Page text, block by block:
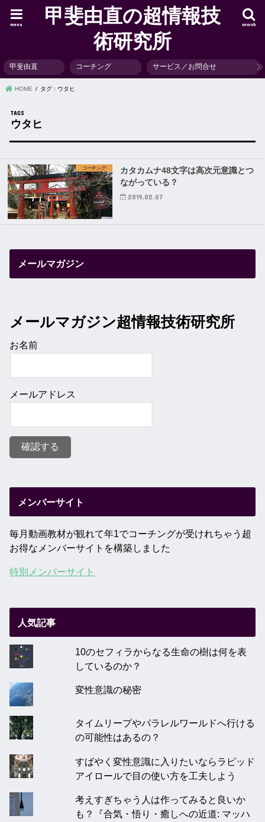
甲斐由直の超情報技
術研究所
search
menu
甲斐由直 コーチング サービス／お問合せ
HOME タグ : ウタヒ
ウタヒ
コーチング
カタカムナ48文字は高次元意識とつ
ながっている？
2019.02.07
メールマガジン
メールマガジン超情報技術研究所
お名前
メールアドレス
メンバーサイト
毎月動画教材が観れて年1でコーチングが受けれちゃう超
お得なメンバーサイトを構築しました
特別メンバーサイト
人気記事
10のセフィラからなる生命の樹は何を表
しているのか？
変性意識の秘密
タイムリープやパラレルワールドへ行ける
の可能性はあるの？
すばやく変性意識に入りたいならラピッド
アイロールで目の使い方を工夫しよう
考えすぎちゃう人は作ってみると良いか
も？『合気・悟り・癒しへの近道: マッハ